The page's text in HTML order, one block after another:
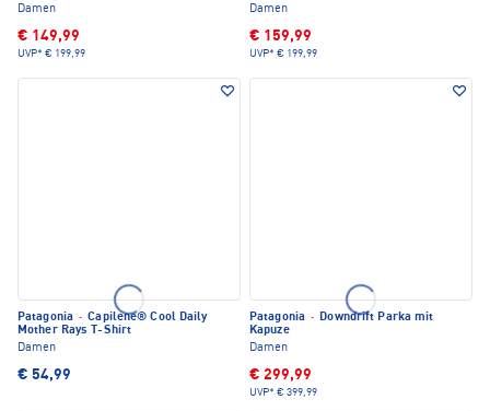
Damen
€ 149,99
UVP* € 199,99
Damen
€ 159,99
UVP* € 199,99
Patagonia · Capilene® Cool Daily
Mother Rays T-Shirt
Damen
€ 54,99
Patagonia · Downdrift Parka mit
Kapuze
Damen
€ 299,99
UVP* € 399,99